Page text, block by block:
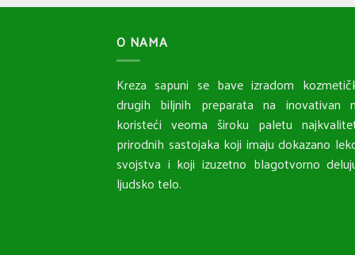
O NAMA
Kreza sapuni se bave izradom
drugih biljnih preparata na inovativan
koristeći veoma široku paletu
prirodnih sastojaka koji imaju dokazano
svojstva i koji izuzetno blagotvorno
ljudsko telo.